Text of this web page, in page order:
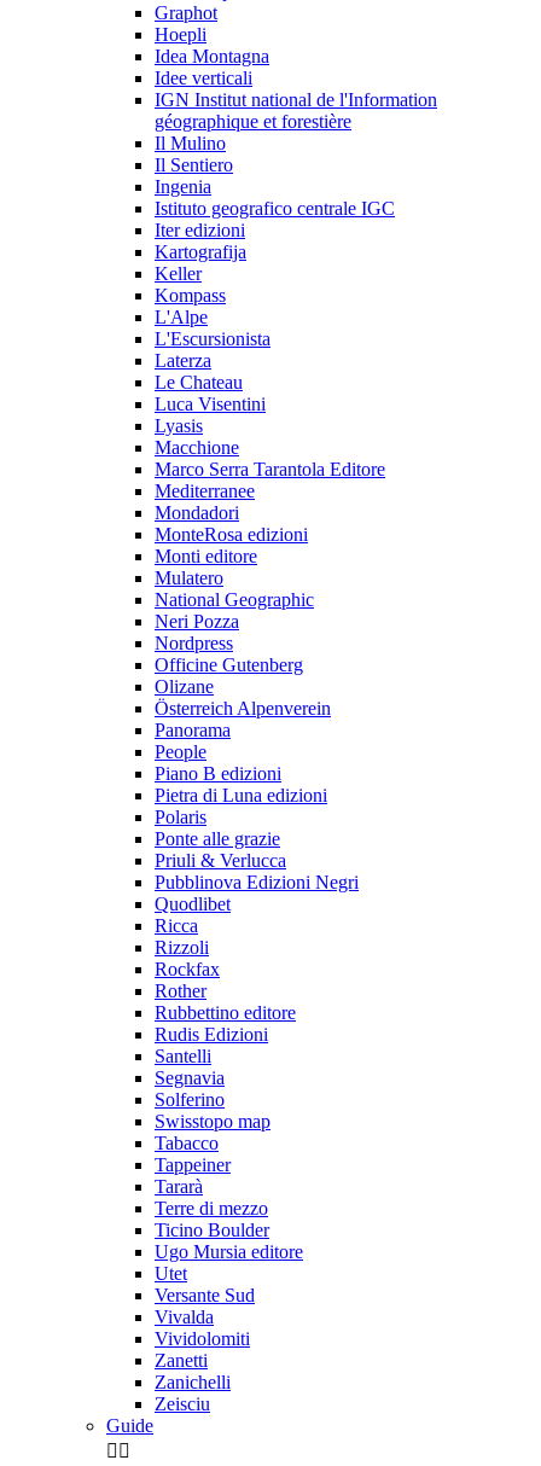
Graphot
Hoepli
Idea Montagna
Idee verticali
IGN Institut national de l'Information
géographique et forestière
Il Mulino
Il Sentiero
Ingenia
Istituto geografico centrale IGC
Iter edizioni
Kartografija
Keller
Kompass
L'Alpe
L'Escursionista
Laterza
Le Chateau
Luca Visentini
Lyasis
Macchione
Marco Serra Tarantola Editore
Mediterranee
Mondadori
MonteRosa edizioni
Monti editore
Mulatero
National Geographic
Neri Pozza
Nordpress
Officine Gutenberg
Olizane
Österreich Alpenverein
Panorama
People
Piano B edizioni
Pietra di Luna edizioni
Polaris
Ponte alle grazie
Priuli & Verlucca
Pubblinova Edizioni Negri
Quodlibet
Ricca
Rizzoli
Rockfax
Rother
Rubbettino editore
Rudis Edizioni
Santelli
Segnavia
Solferino
Swisstopo map
Tabacco
Tappeiner
Tararà
Terre di mezzo
Ticino Boulder
Ugo Mursia editore
Utet
Versante Sud
Vivalda
Vividolomiti
Zanetti
Zanichelli
Zeisciu
Guide
 